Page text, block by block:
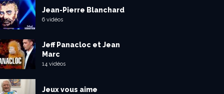
Jean-Pierre Blanchard
6 vidéos
Jeff Panacloc et Jean
Marc
14 vidéos
Jeux vous aime